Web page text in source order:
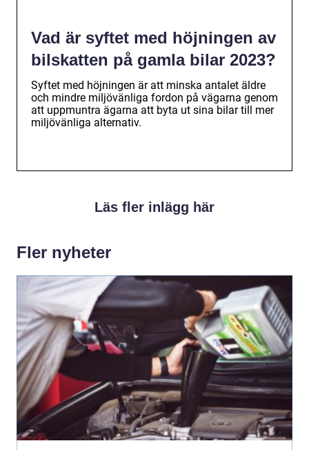
Vad är syftet med höjningen av
bilskatten på gamla bilar 2023?
Syftet med höjningen är att minska antalet äldre
och mindre miljövänliga fordon på vägarna genom
att uppmuntra ägarna att byta ut sina bilar till mer
miljövänliga alternativ.
Läs fler inlägg här
Fler nyheter